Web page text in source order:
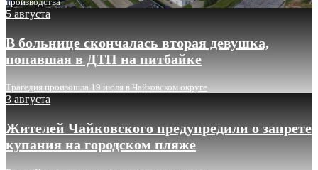
5 августа
В больнице скончалась вторая девушка,
попавшая в ДТП на питбайке
Трагедия произошла 19 июля в Чайковском округе
3 августа
Жителей Чайковского предупредили о запрете
купания на городском пляже